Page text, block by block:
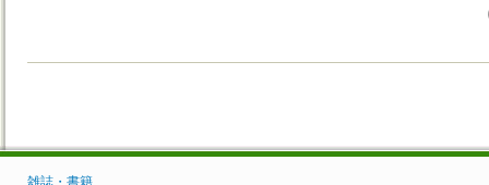
雑誌・書籍